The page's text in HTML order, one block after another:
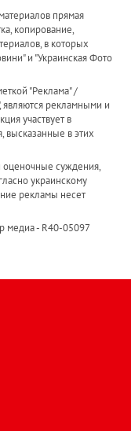
прямая
копирование,
в которых
и "Украинская Фото
"Реклама" /
рекламными и
участвует в
высказанные в этих
оценочные суждения,
украинскому
рекламы несет
медиа - R40-05097